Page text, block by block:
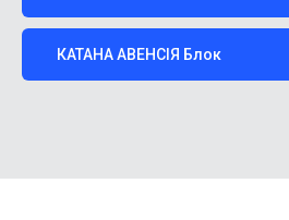
КАТАНА АВЕНСІЯ Блок